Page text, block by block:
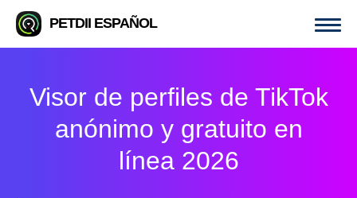
PETDII ESPAÑOL
Visor de perfiles de TikTok
anónimo y gratuito en
línea 2026